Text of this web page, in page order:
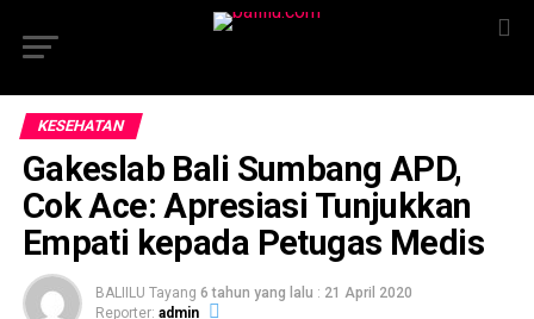
KESEHATAN
Gakeslab Bali Sumbang APD,
Cok Ace: Apresiasi Tunjukkan
Empati kepada Petugas Medis
BALIILU Tayang 6 tahun yang lalu : 21 April 2020
Reporter: admin